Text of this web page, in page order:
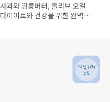
사과와 땅콩버터, 올리브 오일
다이어트와 건강을 위한 완벽한